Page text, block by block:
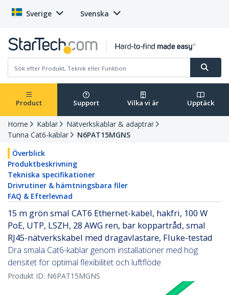
Sverige Svenska
Product Support Vilka vi är Upptäck
Home Kablar
Nätverkskablar & adaptrar
Tunna Cat6-kablar
N6PAT15MGNS
Överblick
Produktbeskrivning
Tekniska specifikationer
Drivrutiner & hämtningsbara filer
FAQ & Efterlevnad
15 m grön smal CAT6 Ethernet-kabel, hakfri, 100 W
PoE, UTP, LSZH, 28 AWG ren, bar koppartråd, smal
RJ45-nätverkskabel med dragavlastare, Fluke-testad
Dra smala Cat6-kablar genom installationer med hög
densitet för optimal flexibilitet och luftflöde
Produkt ID: N6PAT15MGNS